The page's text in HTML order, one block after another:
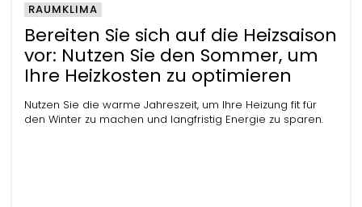
Bereiten Sie sich auf die Heizsaison
vor: Nutzen Sie den Sommer, um
Ihre Heizkosten zu optimieren
Nutzen Sie die warme Jahreszeit, um Ihre Heizung fit für
den Winter zu machen und langfristig Energie zu sparen.
RAUMKLIMA